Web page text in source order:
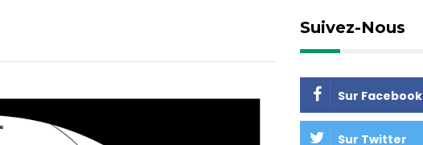
Suivez-Nous
Sur Facebook
Sur Twitter